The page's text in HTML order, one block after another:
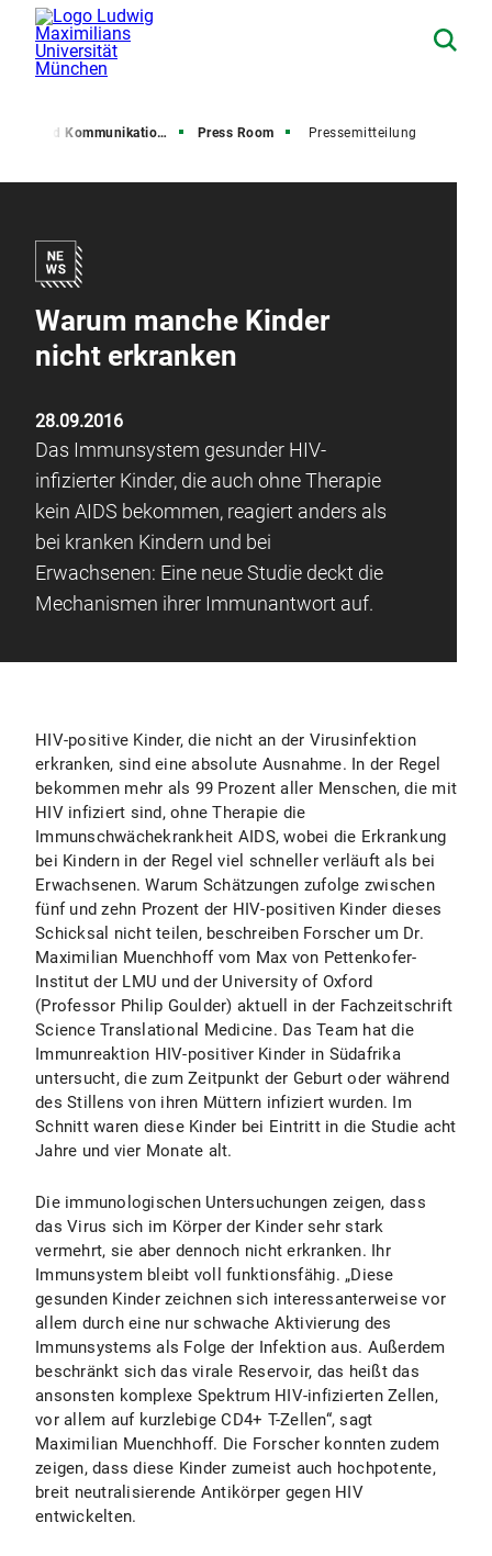
und Kommunikation (PuK) Press Room Pressemitteilung
Warum manche Kinder
nicht erkranken
28.09.2016
Das Immunsystem gesunder HIV-
infizierter Kinder, die auch ohne Therapie
kein AIDS bekommen, reagiert anders als
bei kranken Kindern und bei
Erwachsenen: Eine neue Studie deckt die
Mechanismen ihrer Immunantwort auf.
HIV-positive Kinder, die nicht an der Virusinfektion
erkranken, sind eine absolute Ausnahme. In der Regel
bekommen mehr als 99 Prozent aller Menschen, die mit
HIV infiziert sind, ohne Therapie die
Immunschwächekrankheit AIDS, wobei die Erkrankung
bei Kindern in der Regel viel schneller verläuft als bei
Erwachsenen. Warum Schätzungen zufolge zwischen
fünf und zehn Prozent der HIV-positiven Kinder dieses
Schicksal nicht teilen, beschreiben Forscher um Dr.
Maximilian Muenchhoff vom Max von Pettenkofer-
Institut der LMU und der University of Oxford
(Professor Philip Goulder) aktuell in der Fachzeitschrift
Science Translational Medicine. Das Team hat die
Immunreaktion HIV-positiver Kinder in Südafrika
untersucht, die zum Zeitpunkt der Geburt oder während
des Stillens von ihren Müttern infiziert wurden. Im
Schnitt waren diese Kinder bei Eintritt in die Studie acht
Jahre und vier Monate alt.
Die immunologischen Untersuchungen zeigen, dass
das Virus sich im Körper der Kinder sehr stark
vermehrt, sie aber dennoch nicht erkranken. Ihr
Immunsystem bleibt voll funktionsfähig. „Diese
gesunden Kinder zeichnen sich interessanterweise vor
allem durch eine nur schwache Aktivierung des
Immunsystems als Folge der Infektion aus. Außerdem
beschränkt sich das virale Reservoir, das heißt das
ansonsten komplexe Spektrum HIV-infizierten Zellen,
vor allem auf kurzlebige CD4+ T-Zellen“, sagt
Maximilian Muenchhoff. Die Forscher konnten zudem
zeigen, dass diese Kinder zumeist auch hochpotente,
breit neutralisierende Antikörper gegen HIV
entwickelten.